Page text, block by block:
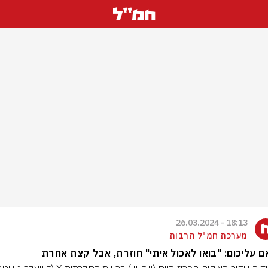
18:13 - 26.03.2024
מערכת חמ"ל תרבות
עליכום: "בואו לאכול איתי" חוזרת, אבל קצת אחרת